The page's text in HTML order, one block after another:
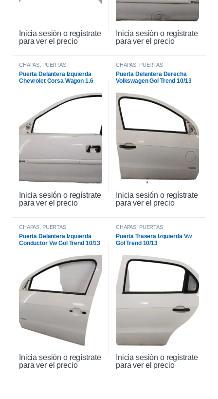
Inicia sesión o regístrate
para ver el precio
Inicia sesión o regístrate
para ver el precio
CHAPAS PUERTAS
Puerta Delantera Izquierda
Chevrolet Corsa Wagon 1.6
Inicia sesión o regístrate
para ver el precio
CHAPAS PUERTAS
Puerta Delantera Derecha
Volkswagen Gol Trend 10/13
Inicia sesión o regístrate
para ver el precio
CHAPAS PUERTAS
Puerta Delantera Izquierda
Conductor Vw Gol Trend 10/13
Inicia sesión o regístrate
para ver el precio
CHAPAS PUERTAS
Puerta Trasera Izquierda Vw
Gol Trend 10/13
Inicia sesión o regístrate
para ver el precio